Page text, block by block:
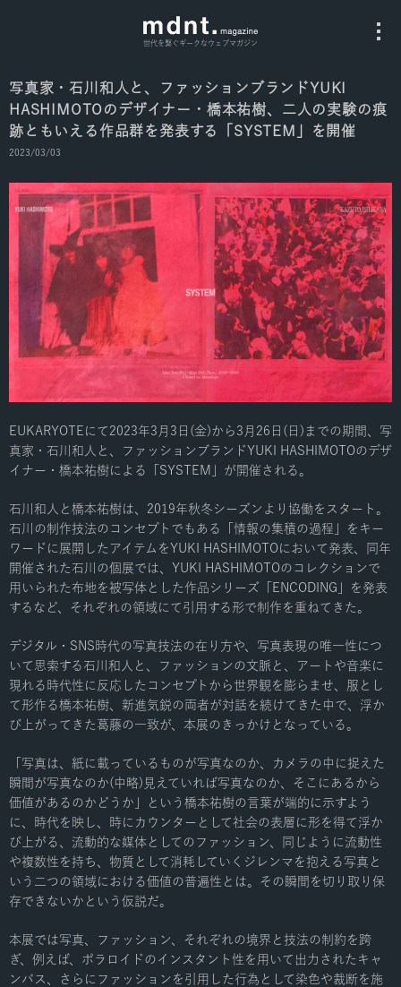
世代を繋ぐギークなウェブマガジン
All
Culture
Music
Instagram
写真家・石川和人と、ファッションブランドYUKI
HASHIMOTOのデザイナー・橋本祐樹、二人の実験の痕
跡ともいえる作品群を発表する「SYSTEM」を開催
2023/03/03
EUKARYOTEにて2023年3月3日(金)から3月26日(日)までの期間、写
真家・石川和人と、ファッションブランドYUKI HASHIMOTOのデザ
イナー・橋本祐樹による「SYSTEM」が開催される。
石川和人と橋本祐樹は、2019年秋冬シーズンより協働をスタート。
石川の制作技法のコンセプトでもある「情報の集積の過程」をキー
ワードに展開したアイテムをYUKI HASHIMOTOにおいて発表、同年
開催された石川の個展では、YUKI HASHIMOTOのコレクションで
用いられた布地を被写体とした作品シリーズ「ENCODING」を発表
するなど、それぞれの領域にて引用する形で制作を重ねてきた。
デジタル・SNS時代の写真技法の在り方や、写真表現の唯一性につ
いて思索する石川和人と、ファッションの文脈と、アートや音楽に
現れる時代性に反応したコンセプトから世界観を膨らませ、服とし
て形作る橋本祐樹、新進気鋭の両者が対話を続けてきた中で、浮か
び上がってきた葛藤の一致が、本展のきっかけとなっている。
「写真は、紙に載っているものが写真なのか、カメラの中に捉えた
瞬間が写真なのか(中略)見えていれば写真なのか、そこにあるから
価値があるのかどうか」という橋本祐樹の言葉が端的に示すよう
に、時代を映し、時にカウンターとして社会の表層に形を得て浮か
び上がる、流動的な媒体としてのファッション、同じように流動性
や複数性を持ち、物質として消耗していくジレンマを抱える写真と
いう二つの領域における価値の普遍性とは。その瞬間を切り取り保
存できないかという仮説だ。
本展では写真、ファッション、それぞれの境界と技法の制約を跨
ぎ、例えば、ポラロイドのインスタント性を用いて出力されたキャ
ンバス、さらにファッションを引用した行為として染色や裁断を施